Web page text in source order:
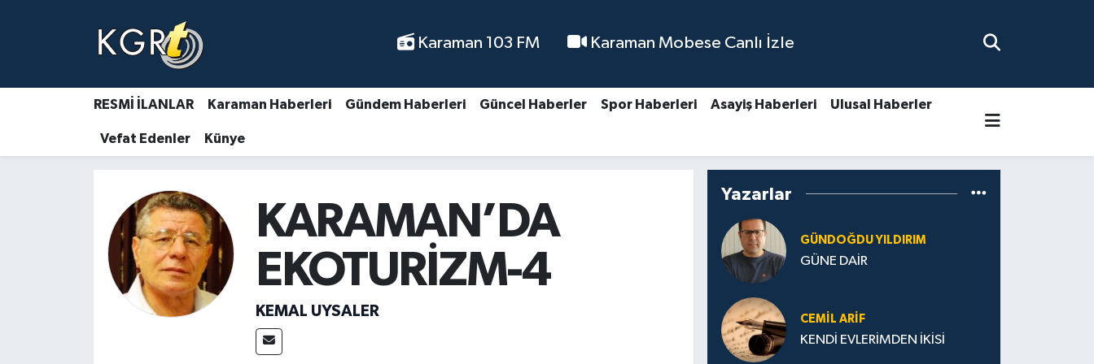
Karaman 103 FM Karaman Mobese Canlı İzle
RESMİ İLANLAR Karaman Haberleri Gündem Haberleri Güncel Haberler Spor Haberleri Asayiş Haberleri Ulusal Haberler
Vefat Edenler Künye
KARAMAN’DA
EKOTURİZM-4
KEMAL UYSALER
Yazarlar
GÜNDOĞDU YILDIRIM
GÜNE DAİR
CEMIL ARİF
KENDİ EVLERİMDEN İKİSİ
Karaman Haberleri
Gündem Haberleri
Güncel Haberler
Asayiş Haberleri
Ulusal Haberler
Vefat Edenler